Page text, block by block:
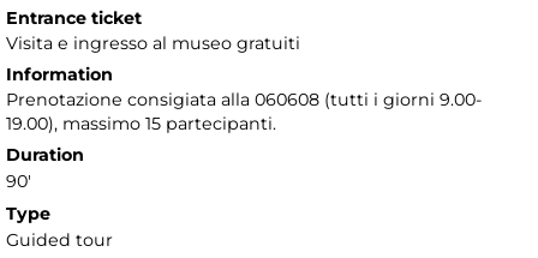
Entrance ticket
Visita e ingresso al museo gratuiti
Information
Prenotazione consigiata alla 060608 (tutti i giorni 9.00-
19.00), massimo 15 partecipanti.
Duration
90'
Type
Guided tour